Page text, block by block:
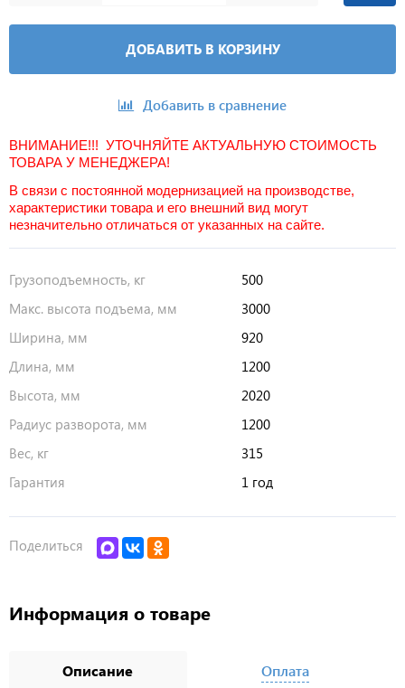
ДОБАВИТЬ В КОРЗИНУ
Добавить в сравнение
ВНИМАНИЕ!!! УТОЧНЯЙТЕ АКТУАЛЬНУЮ СТОИМОСТЬ
ТОВАРА У МЕНЕДЖЕРА!
В связи с постоянной модернизацией на производстве,
характеристики товара и его внешний вид могут
незначительно отличаться от указанных на сайте.
Грузоподъемность, кг
500
Макс. высота подъема, мм
3000
Ширина, мм
920
Длина, мм
1200
Высота, мм
2020
Радиус разворота, мм
1200
Вес, кг
315
Гарантия
1 год
Поделиться
Информация о товаре
Описание Оплата